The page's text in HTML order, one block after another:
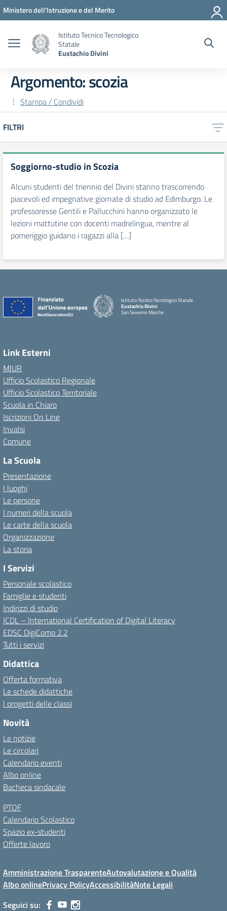
Vai ai contenuti
Vai al menu di navigazione
Vai al footer
Ministero dell'Istruzione e del Merito
Istituto Tecnico Tecnologico
Statale
Eustachio Divini
Argomento: scozia
Stampa / Condividi
FILTRI
Soggiorno-studio in Scozia
Alcuni studenti del triennio del Divini stanno trascorrendo
piacevoli ed impegnative giornate di studio ad Edimburgo. Le
professoresse Gentili e Pallucchini hanno organizzato le
lezioni mattutine con docenti madrelingua, mentre al
pomeriggio guidano i ragazzi alla […]
Istituto Tecnico Tecnologico Statale
Eustachio Divini
San Severino Marche
Link Esterni
MIUR
Ufficio Scolastico Regionale
Ufficio Scolastico Territoriale
Scuola in Chiaro
Iscrizioni On Line
Invalsi
Comune
La Scuola
Presentazione
I luoghi
Le persone
I numeri della scuola
Le carte della scuola
Organizzazione
La storia
I Servizi
Personale scolastico
Famiglie e studenti
Indirizzi di studio
ICDL – International Certification of Digital Literacy
EDSC DigiComp 2.2
Tutti i servizi
Didattica
Offerta formativa
Le schede didattiche
I progetti delle classi
Novità
Le notizie
Le circolari
Calendario eventi
Albo online
Bacheca sindacale
PTOF
Calendario Scolastico
Spazio ex-studenti
Offerte lavoro
Amministrazione TrasparenteAutovalutazione e Qualità
Albo onlinePrivacy PolicyAccessibilitàNote Legali
Seguici su: